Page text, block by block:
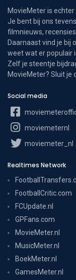
MovieMeter is echter
Je bent bij ons
filmnieuws,
Daarnaast vind je bij
weet wat er populair
Zelf je steentje
MovieMeter? Sluit je
Social media
moviemeternl
moviemeter_nl
Realtimes Network
FootballCritic.com
FCUpdate.nl
GPFans.com
MovieMeter.nl
MusicMeter.nl
BoekMeter.nl
GamesMeter.nl